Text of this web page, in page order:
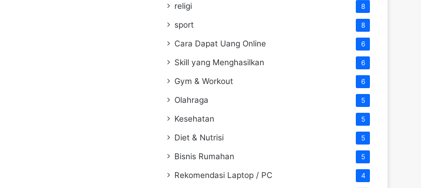
religi 8
sport 8
Cara Dapat Uang Online 6
Skill yang Menghasilkan 6
Gym & Workout 6
Olahraga 5
Kesehatan 5
Diet & Nutrisi 5
Bisnis Rumahan 5
Rekomendasi Laptop / PC 4